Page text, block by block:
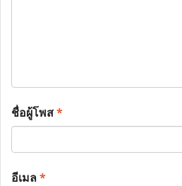
ชื่อผู้โพส*
อีเมล*